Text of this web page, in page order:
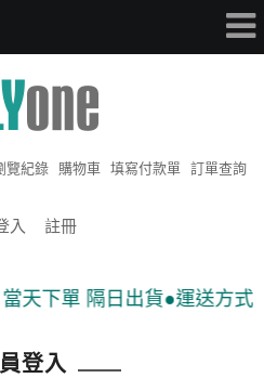
覽紀錄 購物車 填寫付款單 訂單查詢
入 註冊
下單 隔日出貨●運送方式:
登入